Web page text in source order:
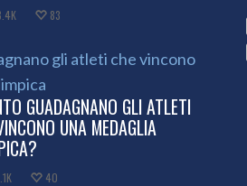
83
GUADAGNANO GLI ATLETI
UNA MEDAGLIA
40